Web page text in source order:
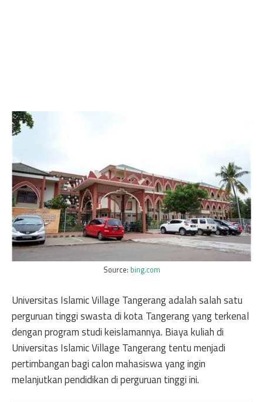
Source: bing.com
Universitas Islamic Village Tangerang adalah salah satu
perguruan tinggi swasta di kota Tangerang yang terkenal
dengan program studi keislamannya. Biaya kuliah di
Universitas Islamic Village Tangerang tentu menjadi
pertimbangan bagi calon mahasiswa yang ingin
melanjutkan pendidikan di perguruan tinggi ini.